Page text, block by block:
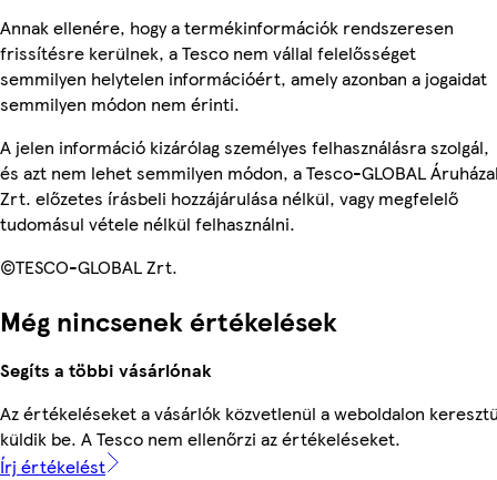
Annak ellenére, hogy a termékinformációk rendszeresen
frissítésre kerülnek, a Tesco nem vállal felelősséget
semmilyen helytelen információért, amely azonban a jogaidat
semmilyen módon nem érinti.
A jelen információ kizárólag személyes felhasználásra szolgál,
és azt nem lehet semmilyen módon, a Tesco-GLOBAL
Zrt. előzetes írásbeli hozzájárulása nélkül, vagy megfelelő
tudomásul vétele nélkül felhasználni.
©TESCO-GLOBAL Zrt.
Még nincsenek értékelések
Segíts a többi vásárlónak
Az értékeléseket a vásárlók közvetlenül a weboldalon
küldik be. A Tesco nem ellenőrzi az értékeléseket.
Írj értékelést